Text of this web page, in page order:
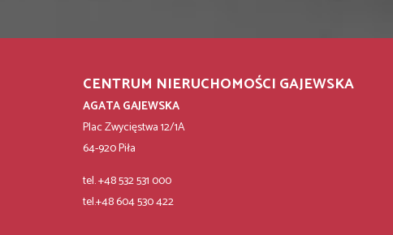
CENTRUM NIERUCHOMOŚCI GAJEWSKA
AGATA GAJEWSKA
Plac Zwycięstwa 12/1A
64-920 Piła
tel. +48 532 531 000
tel.+48 604 530 422